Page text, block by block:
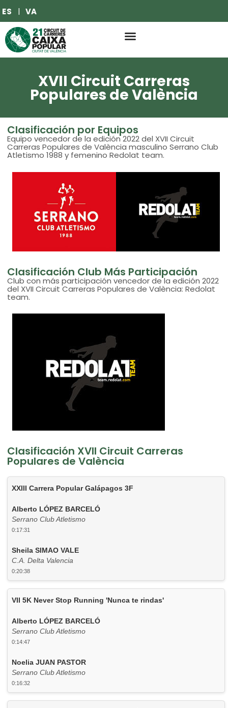
ES VA
XVII Circuit Carreras
Populares de València
Clasificación por Equipos
Equipo vencedor de la edición 2022 del XVII Circuit
Carreras Populares de València masculino Serrano Club
Atletismo 1988 y femenino Redolat team.
Clasificación Club Más Participación
Club con más participación vencedor de la edición 2022
del XVII Circuit Carreras Populares de València: Redolat
team.
Clasificación XVII Circuit Carreras
Populares de València
XXIII Carrera Popular Galápagos 3F
Alberto LÓPEZ BARCELÓ
Serrano Club Atletismo
0:17:31
Sheila SIMAO VALE
C.A. Delta Valencia
0:20:38
VII 5K Never Stop Running 'Nunca te rindas'
Alberto LÓPEZ BARCELÓ
Serrano Club Atletismo
0:14:47
Noelia JUAN PASTOR
Serrano Club Atletismo
0:16:32